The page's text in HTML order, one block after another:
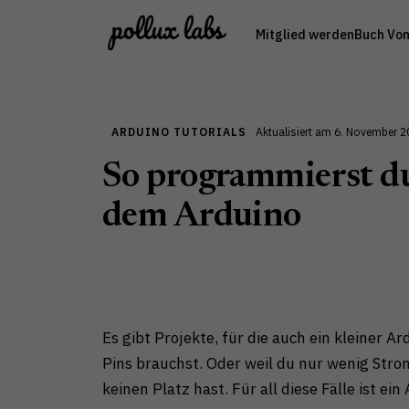
Mitglied werdenBuch
ARDUINO TUTORIALS Aktualisiert am 6. November
So programmierst
dem Arduino
Es gibt Projekte, für die auch ein kleiner
Pins brauchst. Oder weil du nur wenig
keinen Platz hast. Für all diese Fälle ist